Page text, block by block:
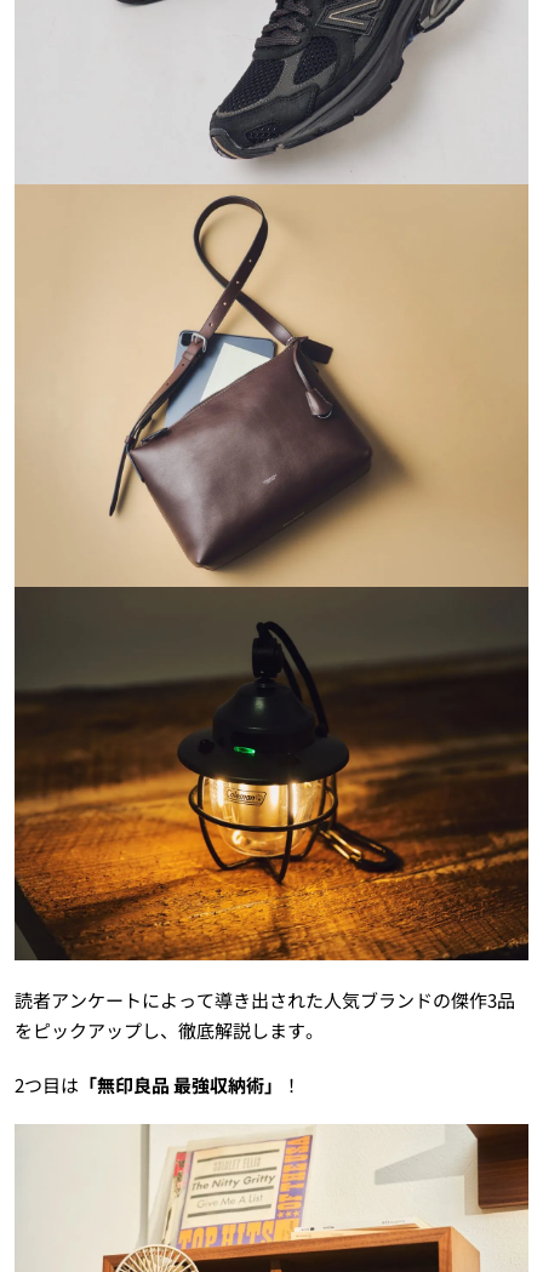
読者アンケートによって導き出された人気ブランドの傑作3品
をピックアップし、徹底解説します。
2つ目は 「無印良品 最強収納術」 ！